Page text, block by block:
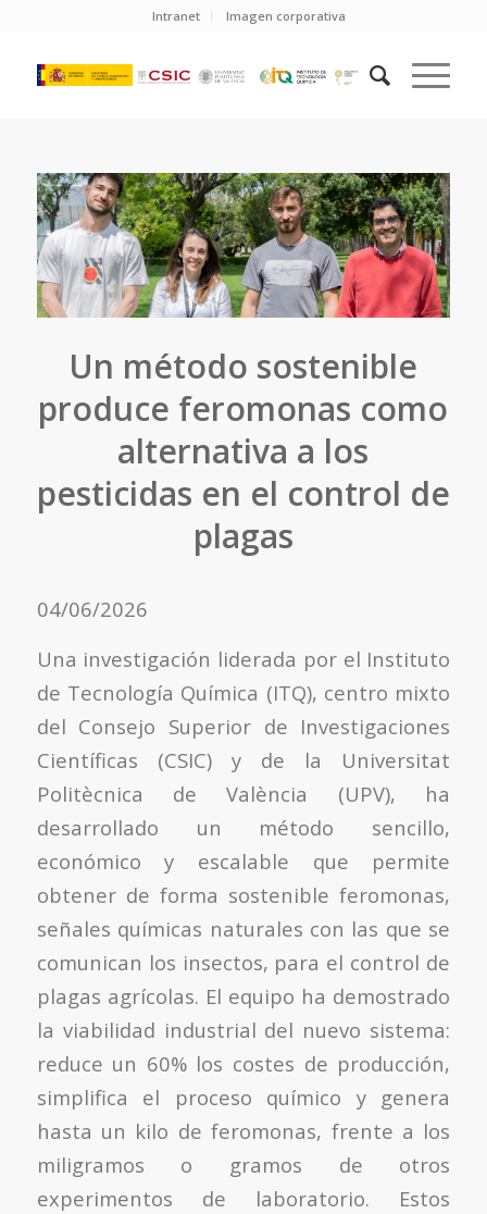
Intranet Imagen corporativa
Un método sostenible
produce feromonas como
alternativa a los
pesticidas en el control de
plagas
04/06/2026
Una investigación liderada por el Instituto
de Tecnología Química (ITQ), centro mixto
del Consejo Superior de Investigaciones
Científicas (CSIC) y de la Universitat
Politècnica de València (UPV), ha
desarrollado un método sencillo,
económico y escalable que permite
obtener de forma sostenible feromonas,
señales químicas naturales con las que se
comunican los insectos, para el control de
plagas agrícolas. El equipo ha demostrado
la viabilidad industrial del nuevo sistema:
reduce un 60% los costes de producción,
simplifica el proceso químico y genera
hasta un kilo de feromonas, frente a los
miligramos o gramos de otros
experimentos de laboratorio. Estos